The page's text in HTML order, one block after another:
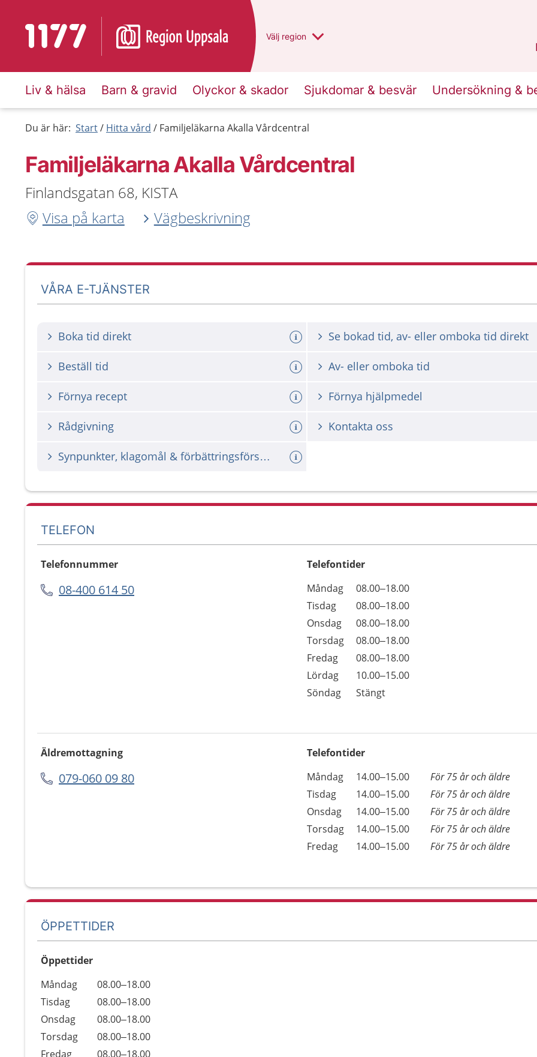
Till startsidan för 1177 Du har valt region
Välj en annan
region
Liv & hälsa Barn & gravid Olyckor & skador Sjukdomar & besvär Undersökning &
Du är här: Start Hitta vård Familjeläkarna Akalla Vårdcentral
Familjeläkarna Akalla Vårdcentral
Finlandsgatan 68, KISTA
Visa på karta
Vägbeskrivning
VÅRA E-TJÄNSTER
Boka tid direkt Se bokad tid, av- eller omboka tid direkt
Beställ tid Av- eller omboka tid
Förnya recept Förnya hjälpmedel
Rådgivning Kontakta oss
Synpunkter, klagomål & förbättringsförslag
TELEFON
Telefonnummer
08-400 614 50
Telefontider
Dag
Öppettider
Kommentarer
Måndag
08.00–18.00
Tisdag
08.00–18.00
Onsdag
08.00–18.00
Torsdag
08.00–18.00
Fredag
08.00–18.00
Lördag
10.00–15.00
Söndag
Stängt
Äldremottagning
079-060 09 80
Telefontider
Dag
Öppettider
Kommentarer
Måndag 14.00–15.00
För 75 år och äldre
Tisdag
14.00–15.00
För 75 år och äldre
Onsdag
14.00–15.00
För 75 år och äldre
Torsdag
14.00–15.00
För 75 år och äldre
Fredag
14.00–15.00 För 75 år och äldre
ÖPPETTIDER
Öppettider
Dag
Öppettider
Kommentarer
Måndag
08.00–18.00
Tisdag
08.00–18.00
Onsdag
08.00–18.00
Torsdag
08.00–18.00
Fredag
08.00–18.00